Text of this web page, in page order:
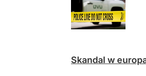
Skandal w